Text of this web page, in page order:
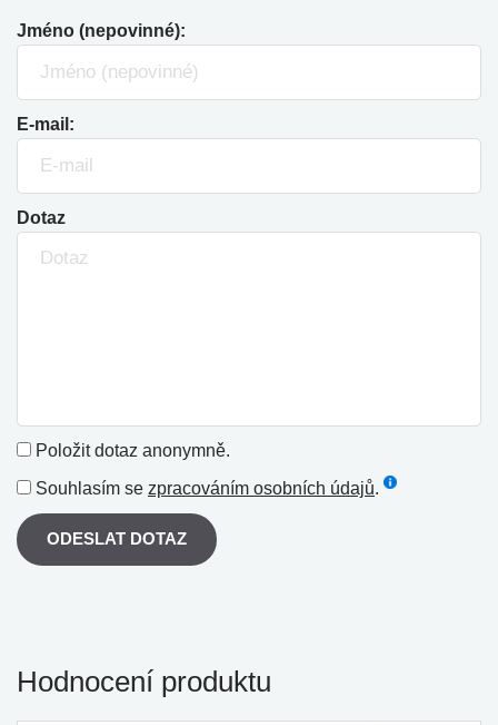
Jméno (nepovinné):
E-mail:
Dotaz
Položit dotaz anonymně.
Souhlasím se zpracováním osobních údajů.
ODESLAT DOTAZ
Hodnocení produktu